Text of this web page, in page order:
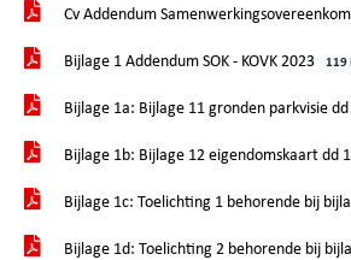
Cv Addendum
Bijlage 1 Addendum SOK - KOVK 2023 119
Bijlage 1a: Bijlage 11 gronden parkvisie
Bijlage 1b: Bijlage 12 eigendomskaart dd
Bijlage 1c: Toelichting 1 behorende bij
Bijlage 1d: Toelichting 2 behorende bij